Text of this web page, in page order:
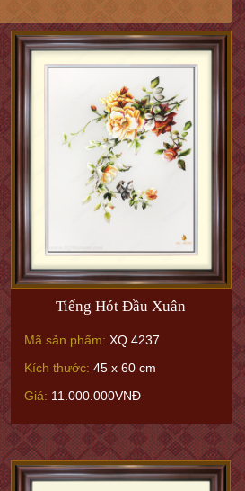
Tiếng Hót Đầu Xuân
Mã sản phẩm: XQ.4237
Kích thước: 45 x 60 cm
Giá: 11.000.000VNĐ